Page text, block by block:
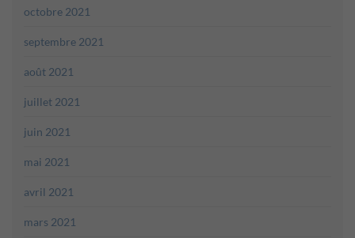
octobre 2021
septembre 2021
août 2021
juillet 2021
juin 2021
mai 2021
avril 2021
mars 2021